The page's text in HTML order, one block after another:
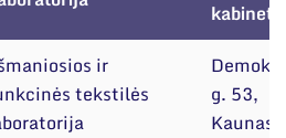
ir
tekstilės
g. 53,
Kaunas